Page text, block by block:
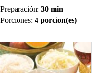
Preparación: 30 min
Porciones: 4 porcion(es)